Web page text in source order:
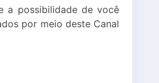
a possibilidade de você
por meio deste Canal